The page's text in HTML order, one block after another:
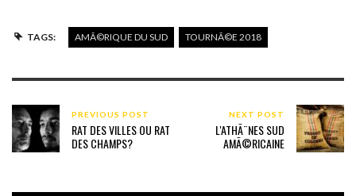
TAGS: AMÃ©RIQUE DU SUD TOURNÃ©E 2018
PREVIOUS POST
RAT DES VILLES OU RAT
DES CHAMPS?
NEXT POST
L'ATHÃ¨NES SUD
AMÃ©RICAINE